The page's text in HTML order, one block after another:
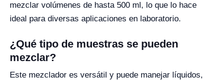
mezclar volúmenes de hasta 500 ml, lo que lo hace
ideal para diversas aplicaciones en laboratorio.
¿Qué tipo de muestras se pueden
mezclar?
Este mezclador es versátil y puede manejar líquidos,